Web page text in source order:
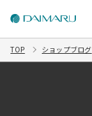
TOP ショップブログ